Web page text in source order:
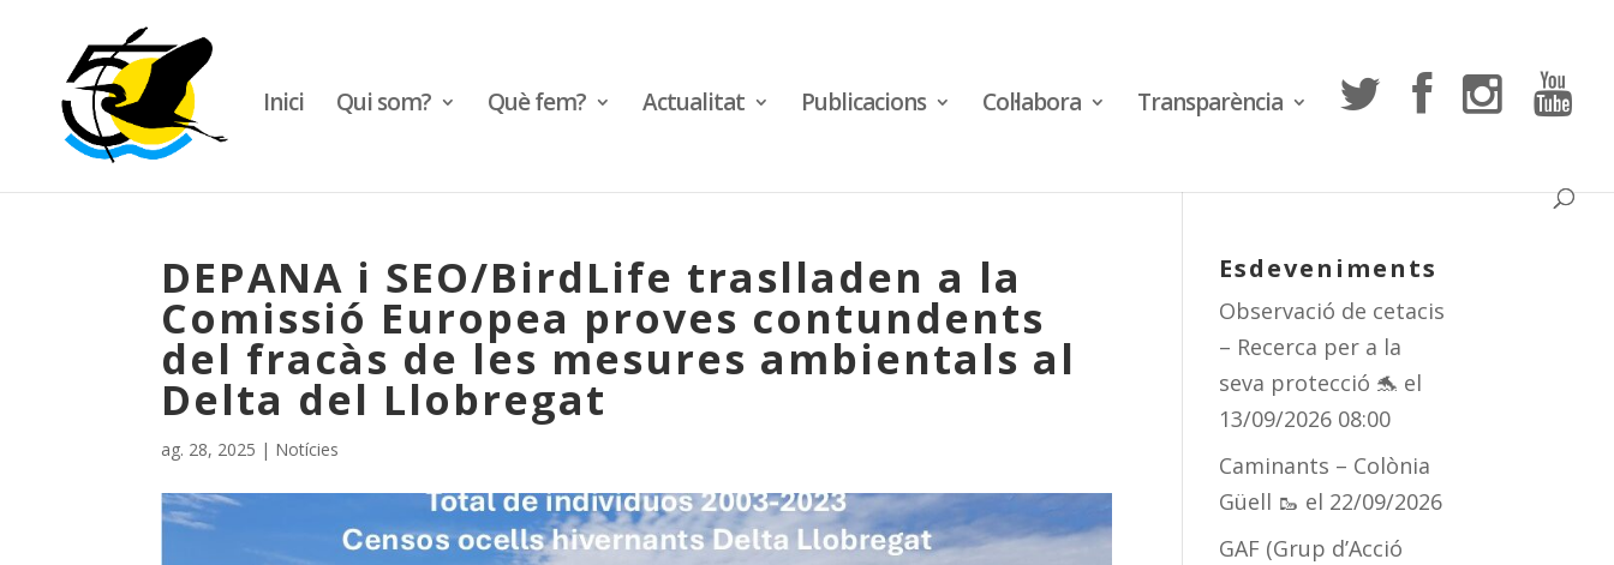
Inici Qui som? Què fem? Actualitat Publicacions Col·labora Transparència
DEPANA i SEO/BirdLife traslladen a la
Comissió Europea proves contundents
del fracàs de les mesures ambientals al
Delta del Llobregat
ag. 28, 2025 | Notícies
Esdeveniments
Observació de cetacis
– Recerca per a la
seva protecció 🐬 el
13/09/2026 08:00
Caminants – Colònia
Güell 🥾 el 22/09/2026
GAF (Grup d’Acció